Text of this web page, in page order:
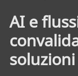
AI e
soluzioni